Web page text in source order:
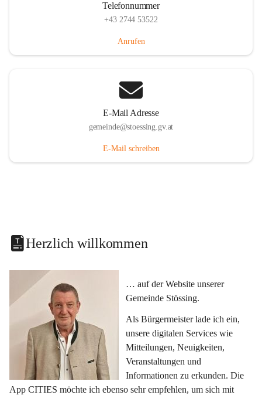
Telefonnummer
+43 2744 53522
Anrufen
E-Mail Adresse
gemeinde@stoessing.gv.at
E-Mail schreiben
Herzlich willkommen
… auf der Website unserer
Gemeinde Stössing.
Als Bürgermeister lade ich ein,
unsere digitalen Services wie
Mitteilungen, Neuigkeiten,
Veranstaltungen und
Informationen zu erkunden. Die
App CITIES möchte ich ebenso sehr empfehlen, um sich mit